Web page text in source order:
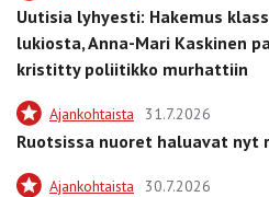
Uutisia lyhyesti: Hakemus
lukiosta, Anna-Mari Kaskinen
kristitty poliitikko murhattiin
Ajankohtaista 31.7.2026
Ruotsissa nuoret haluavat nyt
Ajankohtaista 30.7.2026